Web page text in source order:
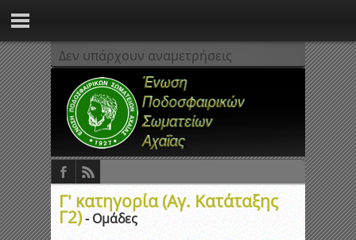
Δεν υπάρχουν αναμετρήσεις
Γ' κατηγορία (Αγ. Κατάταξης
Γ2)- Ομάδες